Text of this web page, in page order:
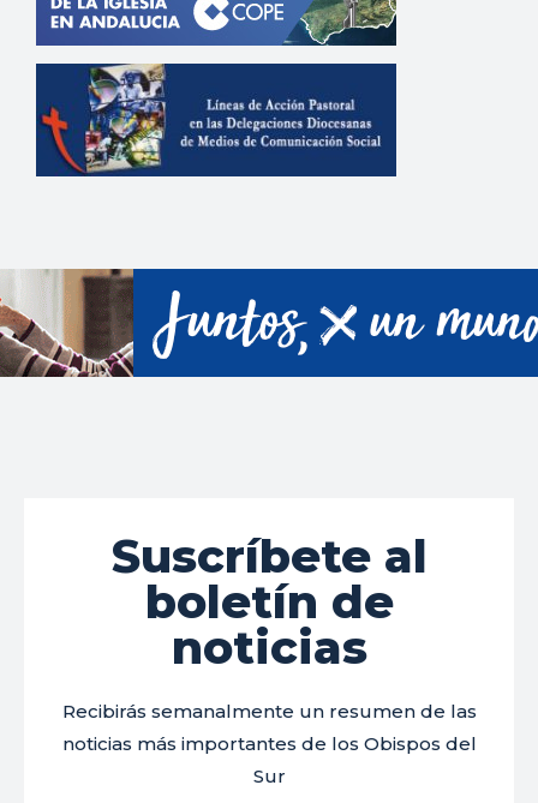
Suscríbete al
boletín de
noticias
Recibirás semanalmente un resumen de las
noticias más importantes de los Obispos del
Sur